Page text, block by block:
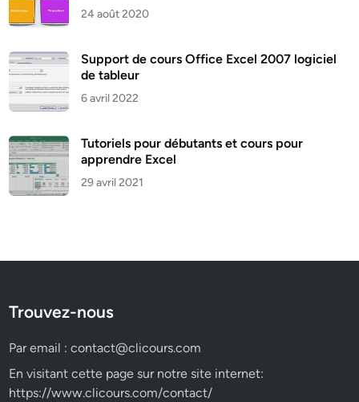
24 août 2020
Support de cours Office Excel 2007 logiciel
de tableur
6 avril 2022
Tutoriels pour débutants et cours pour
apprendre Excel
29 avril 2021
Trouvez-nous
Par email :contact@clicours.com
En visitant cette page sur notre site internet:
https://www.clicours.com/contact/